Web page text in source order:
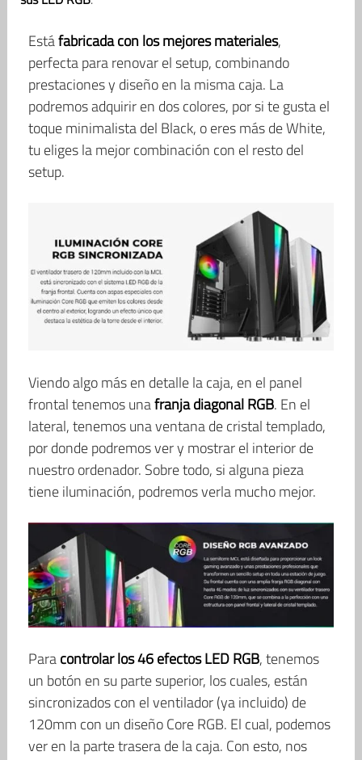
Estáfabricada con los mejores materiales,
perfecta para renovar el setup, combinando
prestaciones y diseño en la misma caja. La
podremos adquirir en dos colores, por si te gusta el
toque minimalista del Black, o eres más de White,
tu eliges la mejor combinación con el resto del
setup.
Viendo algo más en detalle la caja, en el panel
frontal tenemos unafranja diagonal RGB. En el
lateral, tenemos una ventana de cristal templado,
por donde podremos ver y mostrar el interior de
nuestro ordenador. Sobre todo, si alguna pieza
tiene iluminación, podremos verla mucho mejor.
Paracontrolar los 46 efectos LED RGB, tenemos
un botón en su parte superior, los cuales, están
sincronizados con el ventilador (ya incluido) de
120mm con un diseño Core RGB. El cual, podemos
ver en la parte trasera de la caja. Con esto, nos